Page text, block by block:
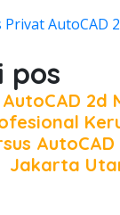
Privat AutoCAD
pos
2d
Jakarta